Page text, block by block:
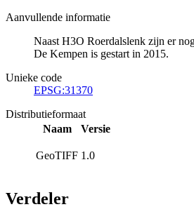
Aanvullende informatie
Naast H3O Roerdalslenk zijn er
De Kempen is gestart in 2015.
Unieke code
EPSG:31370
Distributieformaat
Naam
Versie
GeoTIFF 1.0
Verdeler